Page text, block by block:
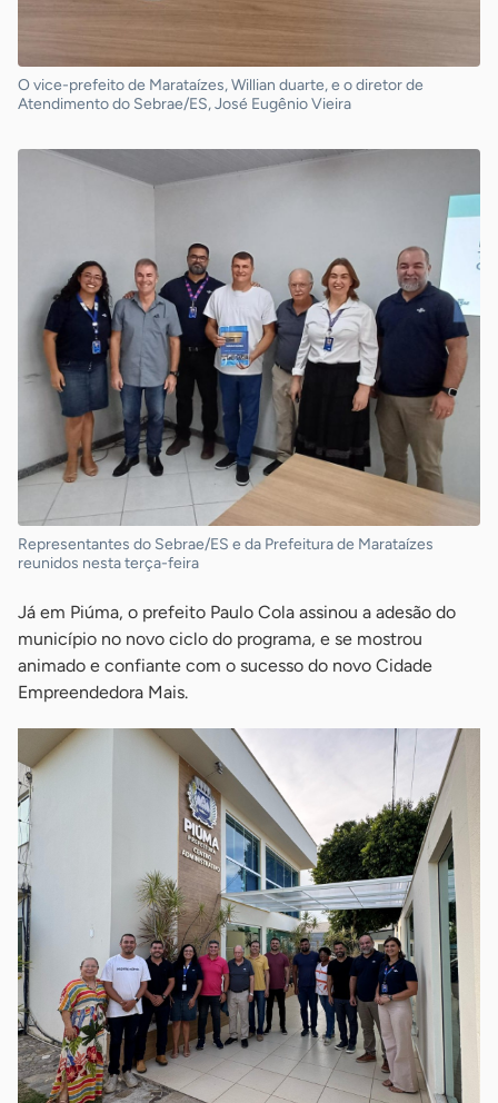
O vice-prefeito de Marataízes, Willian duarte, e o diretor de
Atendimento do Sebrae/ES, José Eugênio Vieira
Representantes do Sebrae/ES e da Prefeitura de Marataízes
reunidos nesta terça-feira
Já em Piúma, o prefeito Paulo Cola assinou a adesão do
município no novo ciclo do programa, e se mostrou
animado e confiante com o sucesso do novo Cidade
Empreendedora Mais.